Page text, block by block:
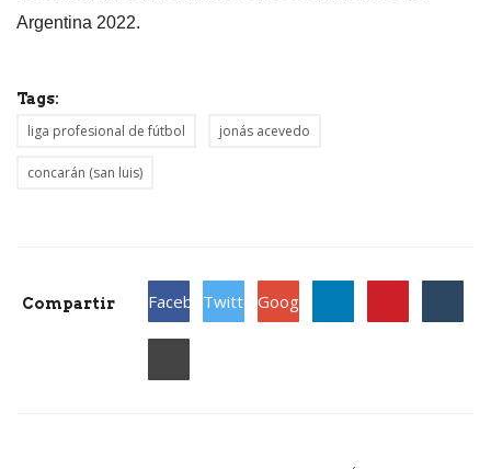
Argentina 2022.
Tags:
liga profesional de fútbol jonás acevedo
concarán (san luis)
Compartir FacebookTwitterGoogle